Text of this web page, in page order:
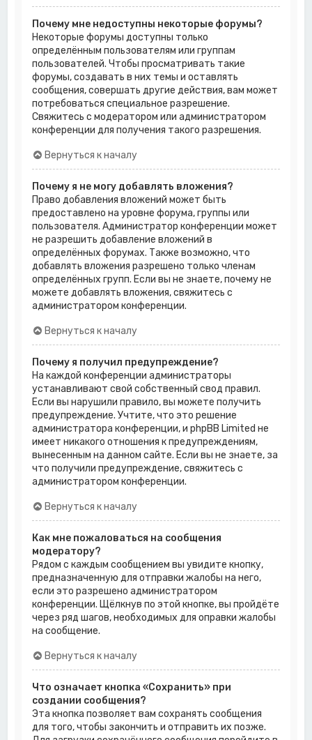
Почему мне недоступны некоторые форумы?
Некоторые форумы доступны только
определённым пользователям или группам
пользователей. Чтобы просматривать такие
форумы, создавать в них темы и оставлять
сообщения, совершать другие действия, вам может
потребоваться специальное разрешение.
Свяжитесь с модератором или администратором
конференции для получения такого разрешения.
Вернуться к началу
Почему я не могу добавлять вложения?
Право добавления вложений может быть
предоставлено на уровне форума, группы или
пользователя. Администратор конференции может
не разрешить добавление вложений в
определённых форумах. Также возможно, что
добавлять вложения разрешено только членам
определённых групп. Если вы не знаете, почему не
можете добавлять вложения, свяжитесь с
администратором конференции.
Вернуться к началу
Почему я получил предупреждение?
На каждой конференции администраторы
устанавливают свой собственный свод правил.
Если вы нарушили правило, вы можете получить
предупреждение. Учтите, что это решение
администратора конференции, и phpBB Limited не
имеет никакого отношения к предупреждениям,
вынесенным на данном сайте. Если вы не знаете, за
что получили предупреждение, свяжитесь с
администратором конференции.
Вернуться к началу
Как мне пожаловаться на сообщения
модератору?
Рядом с каждым сообщением вы увидите кнопку,
предназначенную для отправки жалобы на него,
если это разрешено администратором
конференции. Щёлкнув по этой кнопке, вы пройдёте
через ряд шагов, необходимых для оправки жалобы
на сообщение.
Вернуться к началу
Что означает кнопка «Сохранить» при
создании сообщения?
Эта кнопка позволяет вам сохранять сообщения
для того, чтобы закончить и отправить их позже.